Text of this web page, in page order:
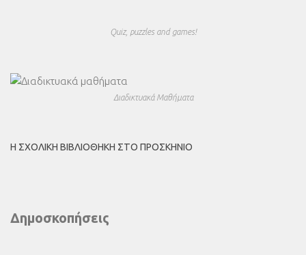
Quiz, puzzles and games!
Διαδικτυακά Μαθήματα
Η ΣΧΟΛΙΚΉ ΒΙΒΛΙΟΘΉΚΗ ΣΤΟ ΠΡΟΣΚΉΝΙΟ
Δημοσκοπήσεις